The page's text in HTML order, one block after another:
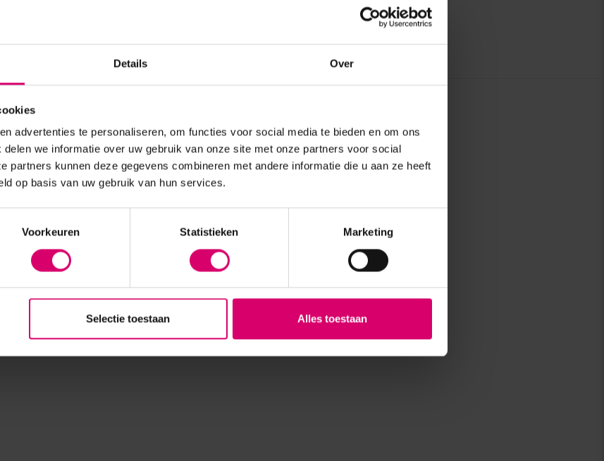
Details Over
advertenties te personaliseren, om functies voor social media te bieden en om ons
we informatie over uw gebruik van onze site met onze partners voor social
partners kunnen deze gegevens combineren met andere informatie die u aan ze heeft
op basis van uw gebruik van hun services.
Voorkeuren Statistieken Marketing
Selectie toestaan Alles toestaan